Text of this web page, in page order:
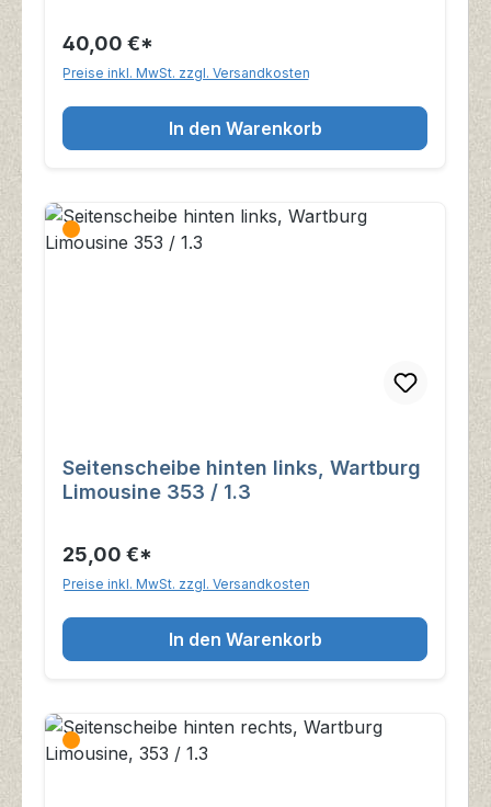
40,00 €*
Preise inkl. MwSt. zzgl. Versandkosten
In den Warenkorb
Seitenscheibe hinten links, Wartburg
Limousine 353 / 1.3
25,00 €*
Preise inkl. MwSt. zzgl. Versandkosten
In den Warenkorb